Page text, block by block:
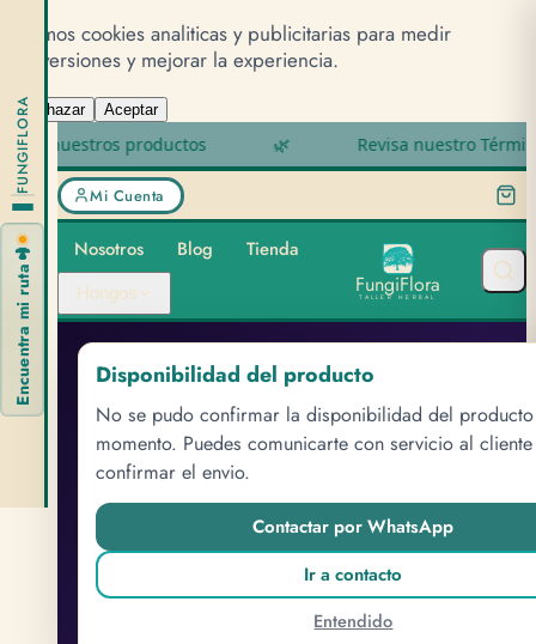
Usamos cookies analiticas y publicitarias para medir
conversiones y mejorar la experiencia.
Rechazar Aceptar
FUNGIFLORA
🍄
Encuentra mi ruta
nuestros productos Revisa nuestro Términos y
Mi Cuenta
Nosotros Blog Tienda
Hongos FungiFlora
TALLER HERBAL
Disponibilidad del producto
No se pudo confirmar la disponibilidad del producto
momento. Puedes comunicarte con servicio al
confirmar el envio.
Contactar por WhatsApp
Ir a contacto
Entendido
RITUAL DE CALMA
Ritual Calma
Completa
Melena de León pulverizado, Tintura
Ganoderma lucidum y Tintura Serenamente: la